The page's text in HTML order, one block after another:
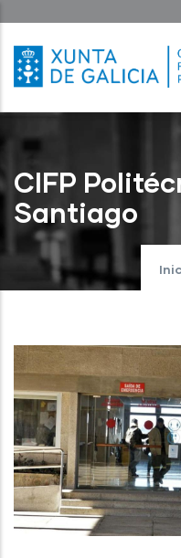
contido
principal
CIFP
Santiago